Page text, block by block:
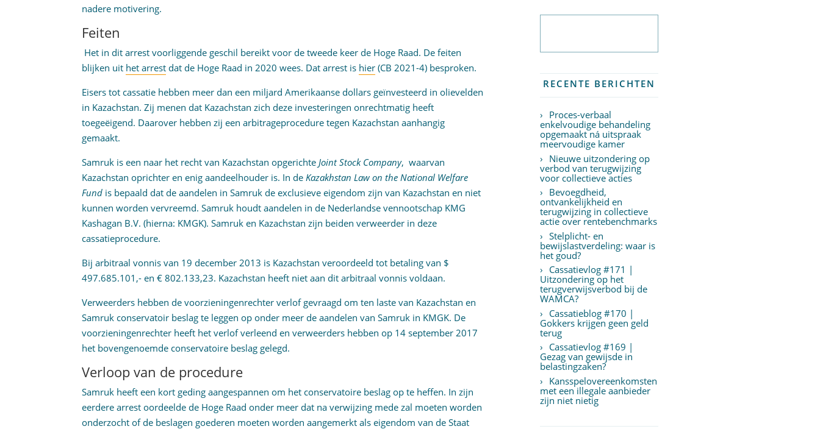
nadere motivering.
Feiten
Het in dit arrest voorliggende geschil bereikt voor de tweede keer de Hoge Raad. De feiten
blijken uit het arrest dat de Hoge Raad in 2020 wees. Dat arrest is hier (CB 2021-4) besproken.
Eisers tot cassatie hebben meer dan een miljard Amerikaanse dollars geïnvesteerd in olievelden
in Kazachstan. Zij menen dat Kazachstan zich deze investeringen onrechtmatig heeft
toegeëigend. Daarover hebben zij een arbitrageprocedure tegen Kazachstan aanhangig
gemaakt.
Samruk is een naar het recht van Kazachstan opgerichteJoint Stock Company, waarvan
Kazachstan oprichter en enig aandeelhouder is. In deKazakhstan Law on the National Welfare
Fund is bepaald dat de aandelen in Samruk de exclusieve eigendom zijn van Kazachstan en niet
kunnen worden vervreemd. Samruk houdt aandelen in de Nederlandse vennootschap KMG
Kashagan B.V. (hierna: KMGK). Samruk en Kazachstan zijn beiden verweerder in deze
cassatieprocedure.
Bij arbitraal vonnis van 19 december 2013 is Kazachstan veroordeeld tot betaling van $
497.685.101,- en € 802.133,23. Kazachstan heeft niet aan dit arbitraal vonnis voldaan.
Verweerders hebben de voorzieningenrechter verlof gevraagd om ten laste van Kazachstan en
Samruk conservatoir beslag te leggen op onder meer de aandelen van Samruk in KMGK. De
voorzieningenrechter heeft het verlof verleend en verweerders hebben op 14 september 2017
het bovengenoemde conservatoire beslag gelegd.
Verloop van de procedure
Samruk heeft een kort geding aangespannen om het conservatoire beslag op te heffen. In zijn
eerdere arrest oordeelde de Hoge Raad onder meer dat na verwijzing mede zal moeten worden
onderzocht of de beslagen goederen moeten worden aangemerkt als eigendom van de Staat
RECENTE BERICHTEN
Proces-verbaal
enkelvoudige behandeling
opgemaakt ná uitspraak
meervoudige kamer
Nieuwe uitzondering op
verbod van terugwijzing
voor collectieve acties
Bevoegdheid,
ontvankelijkheid en
terugwijzing in collectieve
actie over rentebenchmarks
Stelplicht- en
bewijslastverdeling: waar is
het goud?
Cassatievlog #171 |
Uitzondering op het
terugverwijsverbod bij de
WAMCA?
Cassatieblog #170 |
Gokkers krijgen geen geld
terug
Cassatievlog #169 |
Gezag van gewijsde in
belastingzaken?
Kansspelovereenkomsten
met een illegale aanbieder
zijn niet nietig